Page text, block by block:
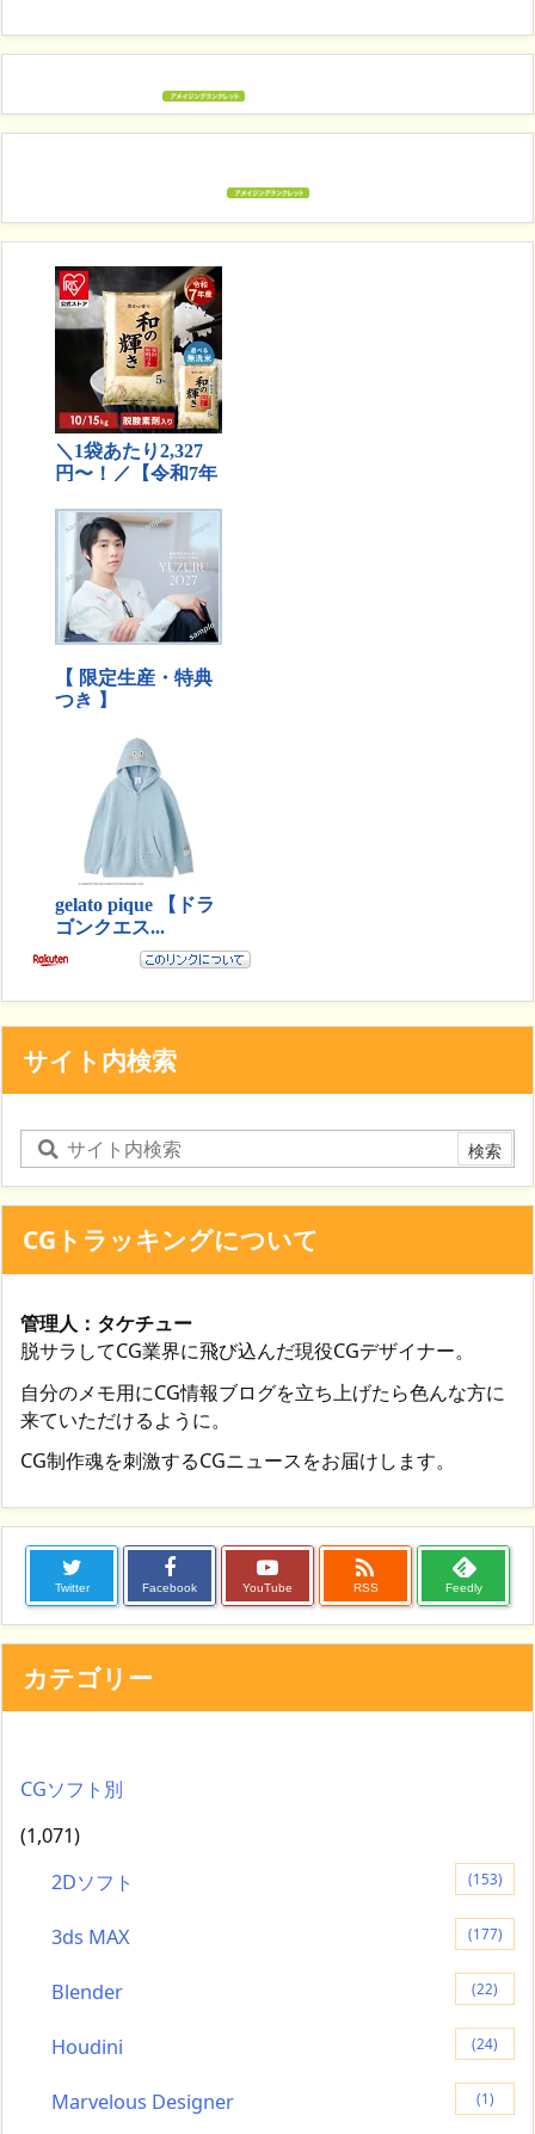
サイト内検索
CGトラッキングについて
管理人：タケチュー
脱サラしてCG業界に飛び込んだ現役CGデザイナー。
自分のメモ用にCG情報ブログを立ち上げたら色んな方に
来ていただけるように。
CG制作魂を刺激するCGニュースをお届けします。
Twitter Facebook YouTube

RSS Feedly
カテゴリー
CGソフト別
(1,071)
2Dソフト
(153)
3ds MAX (177)
Blender (22)
Houdini (24)
Marvelous Designer (1)